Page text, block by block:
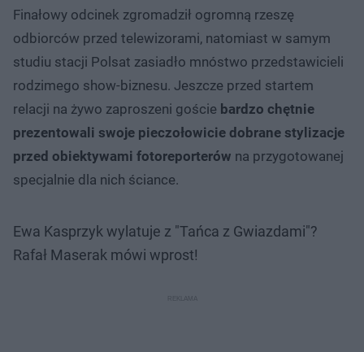
Finałowy odcinek zgromadził ogromną rzeszę
odbiorców przed telewizorami, natomiast w samym
studiu stacji Polsat zasiadło mnóstwo przedstawicieli
rodzimego show-biznesu. Jeszcze przed startem
relacji na żywo zaproszeni goście bardzo chętnie
prezentowali swoje pieczołowicie dobrane stylizacje
przed obiektywami fotoreporterów na przygotowanej
specjalnie dla nich ściance.
Ewa Kasprzyk wylatuje z "Tańca z Gwiazdami"?
Rafał Maserak mówi wprost!